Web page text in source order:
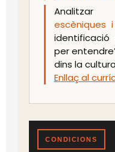
Analitzar
escèniques
identificació
per
dins la cultura
Enllaç al
CONDICIONS